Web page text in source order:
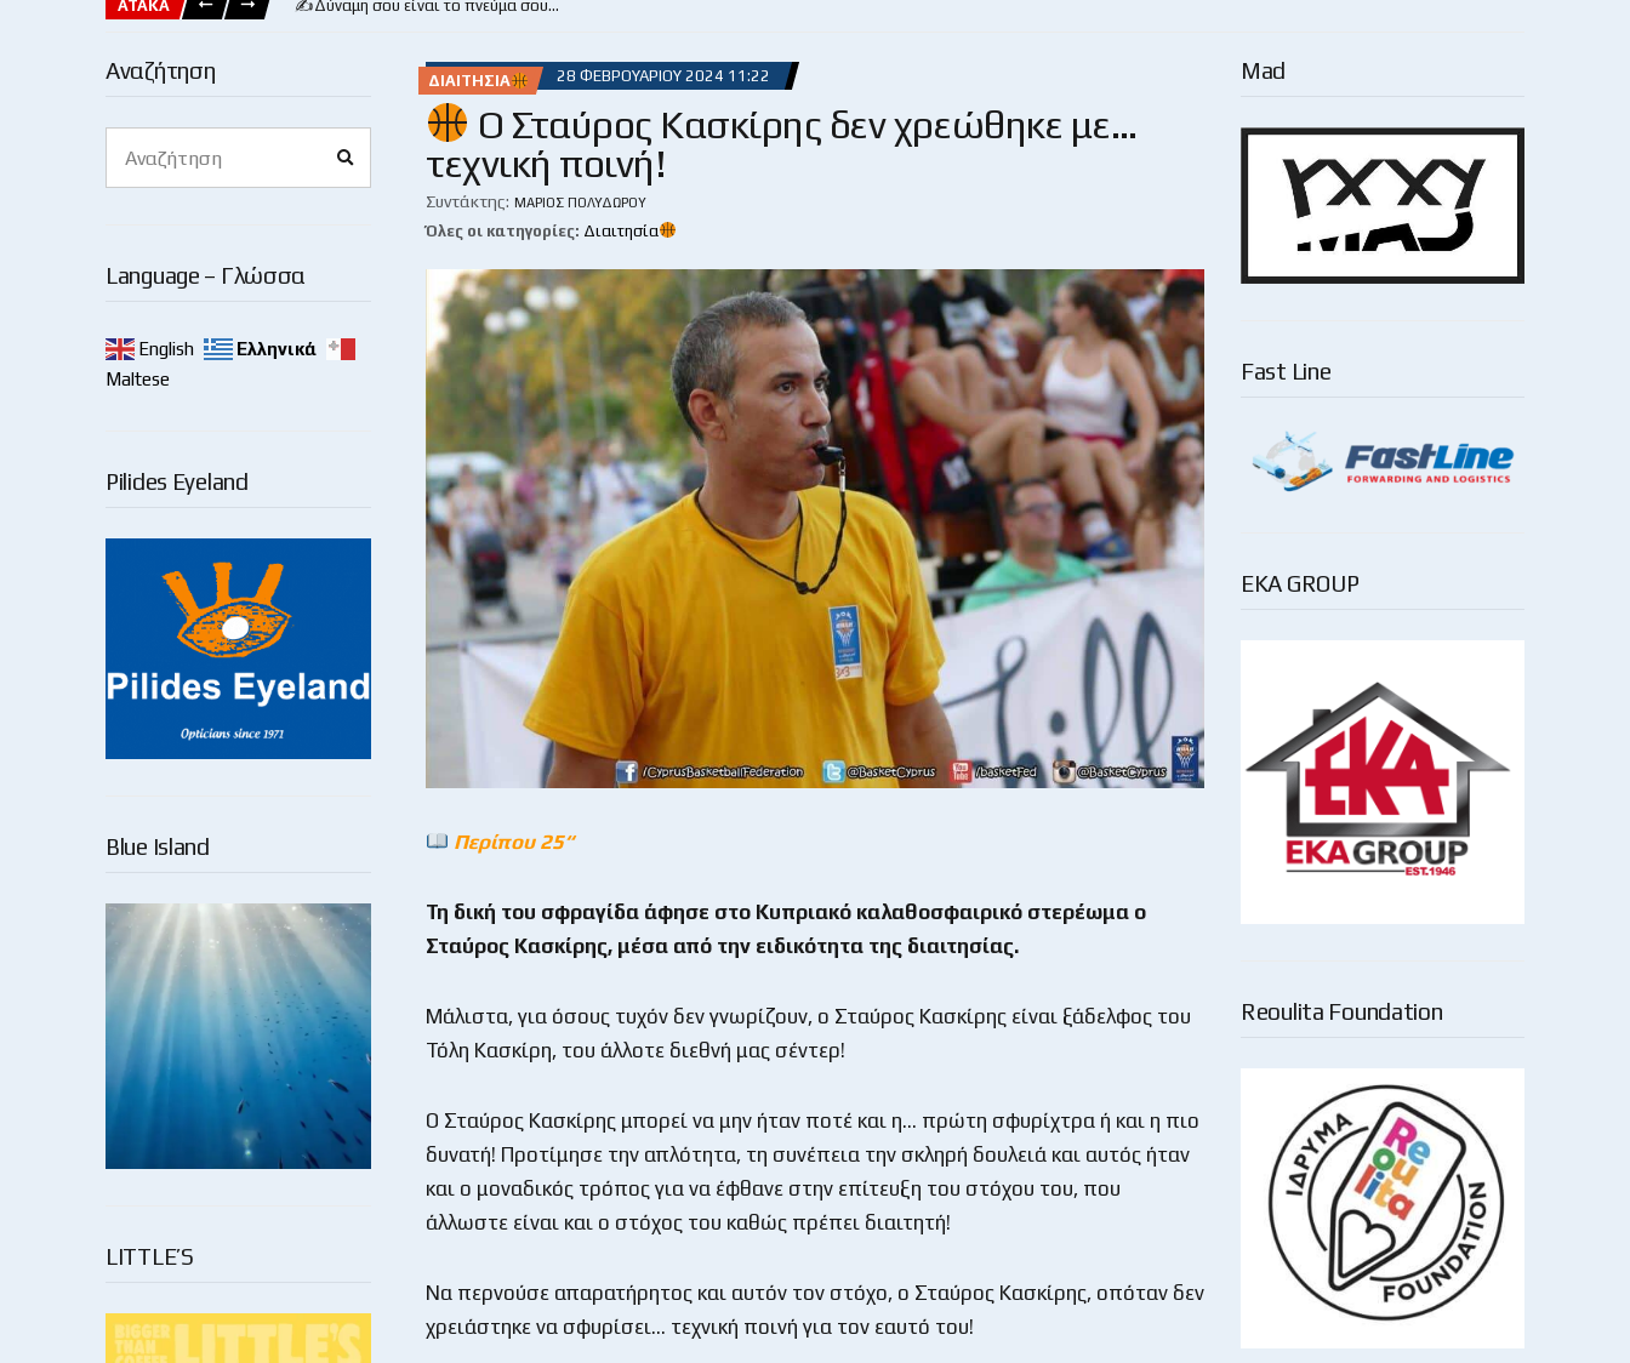
ΑΤΑΚΑ ✍️Δύναμη σου είναι το πνεύμα σου…
Αναζήτηση
for:
Language – Γλώσσα
English
Ελληνικά
Maltese
Pilides Eyeland
Blue Island
LITTLE’S
ΔΙΑΙΤΗΣΊΑ 28 ΦΕΒΡΟΥΑΡΊΟΥ 2024 11:22
Ο Σταύρος Κασκίρης δεν χρεώθηκε με…
τεχνική ποινή!
Συντάκτης: ΜΆΡΙΟΣ ΠΟΛΥΔΏΡΟΥ
Όλες οι κατηγορίες: Διαιτησία
Περίπου 25“
Τη δική του σφραγίδα άφησε στο Κυπριακό καλαθοσφαιρικό στερέωμα ο
Σταύρος Κασκίρης, μέσα από την ειδικότητα της διαιτησίας.
Μάλιστα, για όσους τυχόν δεν γνωρίζουν, ο Σταύρος Κασκίρης είναι ξάδελφος του
Τόλη Κασκίρη, του άλλοτε διεθνή μας σέντερ!
Ο Σταύρος Κασκίρης μπορεί να μην ήταν ποτέ και η… πρώτη σφυρίχτρα ή και η πιο
δυνατή! Προτίμησε την απλότητα, τη συνέπεια την σκληρή δουλειά και αυτός ήταν
και ο μοναδικός τρόπος για να έφθανε στην επίτευξη του στόχου του, που
άλλωστε είναι και ο στόχος του καθώς πρέπει διαιτητή!
Να περνούσε απαρατήρητος και αυτόν τον στόχο, ο Σταύρος Κασκίρης, οπόταν δεν
χρειάστηκε να σφυρίσει… τεχνική ποινή για τον εαυτό του!
Mad
Fast Line
EKA GROUP
Reoulita Foundation